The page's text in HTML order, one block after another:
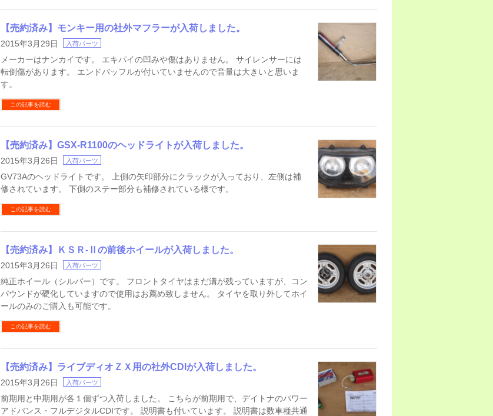
【売約済み】モンキー用の社外マフラーが入荷しました。
2015年3月29日 入荷パーツ
メーカーはナンカイです。 エキパイの凹みや傷はありません。 サイレンサーには
転倒傷があります。 エンドバッフルが付いていませんので音量は大きいと思いま
す。
この記事を読む
【売約済み】GSX-R1100のヘッドライトが入荷しました。
2015年3月26日 入荷パーツ
GV73Aのヘッドライトです。 上側の矢印部分にクラックが入っており、左側は補
修されています。 下側のステー部分も補修されている様です。
この記事を読む
【売約済み】ＫＳＲ-Ⅱの前後ホイールが入荷しました。
2015年3月26日 入荷パーツ
純正ホイール（シルバー）です。 フロントタイヤはまだ溝が残っていますが、コン
パウンドが硬化していますので使用はお薦め致しません。 タイヤを取り外してホイ
ールのみのご購入も可能です。
この記事を読む
【売約済み】ライブディオＺＸ用の社外CDIが入荷しました。
2015年3月26日 入荷パーツ
前期用と中期用が各１個ずつ入荷しました。 こちらが前期用で、デイトナのパワー
アドバンス・フルデジタルCDIです。 説明書も付いています。 説明書は数車種共通